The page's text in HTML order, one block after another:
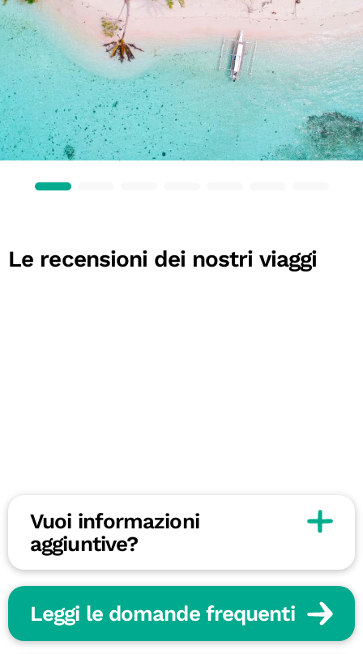
Le recensioni dei nostri viaggi
Vuoi informazioni
aggiuntive?
Leggi le domande frequenti